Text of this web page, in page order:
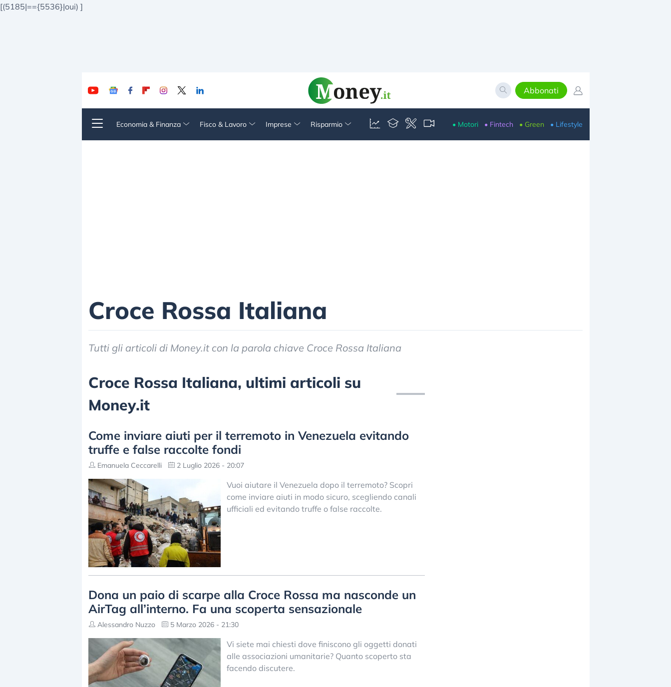
[(5185|=={5536}|oui) ]
Abbonati
Economia & Finanza Fisco & Lavoro Imprese Risparmio • Motori • Fintech • Green • Lifestyle
Croce Rossa Italiana
Tutti gli articoli di Money.it con la parola chiave Croce Rossa Italiana
Croce Rossa Italiana, ultimi articoli su
Money.it
Come inviare aiuti per il terremoto in Venezuela evitando
truffe e false raccolte fondi
Emanuela Ceccarelli 2 Luglio 2026 - 20:07
Vuoi aiutare il Venezuela dopo il terremoto? Scopri
come inviare aiuti in modo sicuro, scegliendo canali
ufficiali ed evitando truffe o false raccolte.
Dona un paio di scarpe alla Croce Rossa ma nasconde un
AirTag all’interno. Fa una scoperta sensazionale
Alessandro Nuzzo 5 Marzo 2026 - 21:30
Vi siete mai chiesti dove finiscono gli oggetti donati
alle associazioni umanitarie? Quanto scoperto sta
facendo discutere.